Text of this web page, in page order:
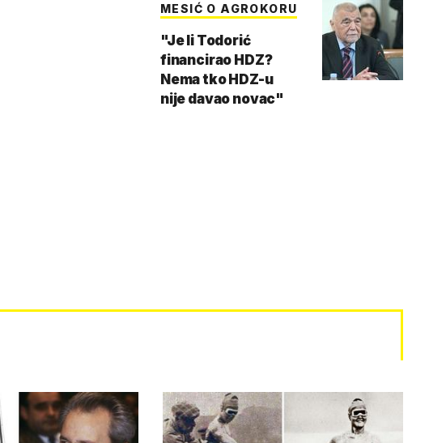
MESIĆ O AGROKORU
"Je li Todorić
financirao HDZ?
Nema tko HDZ-u
nije davao novac"